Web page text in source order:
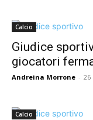
Calcio
Giudice
giocatori
Andreina Morrone - 26
Calcio